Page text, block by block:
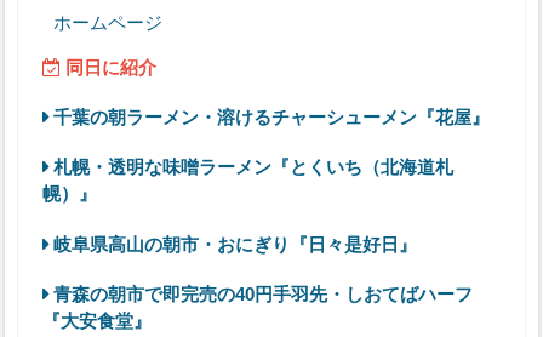
ホームページ
同日に紹介
千葉の朝ラーメン・溶けるチャーシューメン『花屋』
札幌・透明な味噌ラーメン『とくいち（北海道札
幌）』
岐阜県高山の朝市・おにぎり『日々是好日』
青森の朝市で即完売の40円手羽先・しおてばハーフ
『大安食堂』